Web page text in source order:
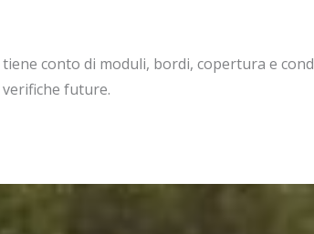
conto di moduli, bordi, copertura e
future.